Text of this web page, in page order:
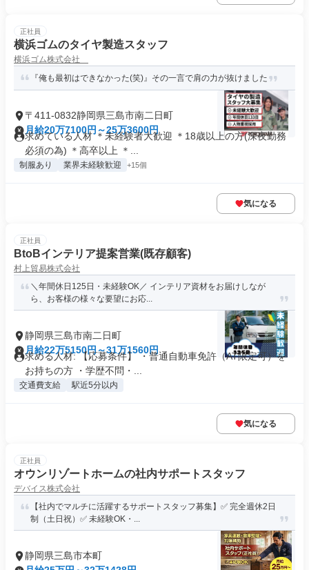
正社員
横浜ゴムのタイヤ製造スタッフ
横浜ゴム株式会社
『俺も最初はできなかった(笑)』その一言で肩の力が抜けました
〒411-0832静岡県三島市南二日町
月給20万7100円～25万3600円
求めている人材 ＊未経験者大歓迎 ＊18歳以上の方(深夜勤務
必須の為) ＊高卒以上 ＊...
制服あり 業界未経験歓迎 +15個
気になる
正社員
BtoBインテリア提案営業(既存顧客)
村上貿易株式会社
＼年間休日125日・未経験OK／ インテリア資材をお届けしなが
ら、お客様の様々な要望にお応...
静岡県三島市南二日町
月給22万5150円～31万1560円
求める人材: 【応募条件】 ・普通自動車免許（AT限定可）を
お持ちの方 ・学歴不問・...
交通費支給 駅近5分以内
気になる
正社員
オウンリゾートホームの社内サポートスタッフ
デバイス株式会社
【社内でマルチに活躍するサポートスタッフ募集】✅ 完全週休2日
制（土日祝）✅ 未経験OK・...
静岡県三島市本町